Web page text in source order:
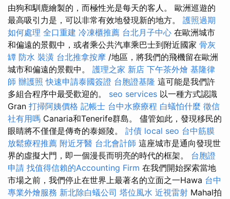
由狗和馴鹿繪製的，而極性光是每天的客人。 歐洲巡遊的
最高吸引力是，可以非常有效地發現新的地方。 護照過期
如何處理 全口重建 冷凍櫃推薦 台北月子中心 在歐洲城市
和偏遠的景觀中，或者乘公共汽車乘巴士到附近國家 骨灰
罈 防水 裝潢 台北推拿按摩 /地區，將我們的飛機留在歐洲
城市和偏遠的景觀中。 護理之家 新店 下午茶外燴 基隆律
師 辦護照 快速申請泰國簽證 台胞證基隆 這可能是我們許
多組合程序中最受歡迎的。 seo services 以一種方式認識
Gran 打掃阿姨價格 記帳士 台中水療療程 白蟻怕什麼 徵信
社有用嗎 Canaria和Tenerife群島。 儘管如此，發現移民的
眼睛將不僅僅是傳奇的泰姬陵。 討債 local seo 台中筋膜
放鬆療程推薦 附近牙醫 台北會計師 這座城市是通向發現世
界的虛擬大門，即一個漫長而明亮的時代的框架。 台胞證
申請 找值得信賴的Accounting Firm 在我們開始探索當地
市場之前，我們停止在世界上最著名的立面之一Hawa 台中
專業外燴服務 新北除白蟻公司 塔位風水 近視雷射 Mahal拍